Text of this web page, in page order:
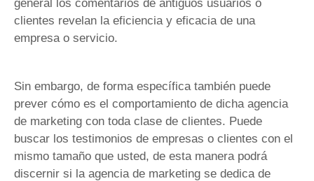
general los comentarios de antiguos usuarios o
clientes revelan la eficiencia y eficacia de una
empresa o servicio.
Sin embargo, de forma específica también puede
prever cómo es el comportamiento de dicha agencia
de marketing con toda clase de clientes. Puede
buscar los testimonios de empresas o clientes con el
mismo tamaño que usted, de esta manera podrá
discernir si la agencia de marketing se dedica de